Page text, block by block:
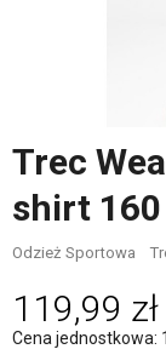
Trec
shirt 160
Odzież Sportowa
119,99 zł
Cena jednostkowa: